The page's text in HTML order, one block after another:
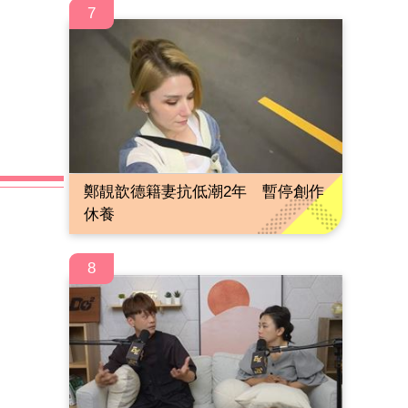
7
鄭靚歆德籍妻抗低潮2年 暫停創作
休養
8